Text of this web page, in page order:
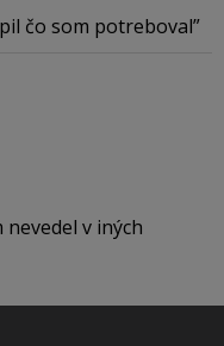
čo som potreboval
v iných